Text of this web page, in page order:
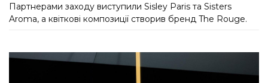
Партнерами заходу виступили Sisley Paris та Sisters
Aroma, а квіткові композиції створив бренд The Rouge.